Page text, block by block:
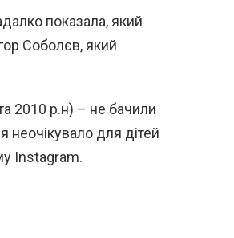
показала, який
Соболєв, який
2010 р.н) – не бачили
неочікувало для дітей
Instagram.